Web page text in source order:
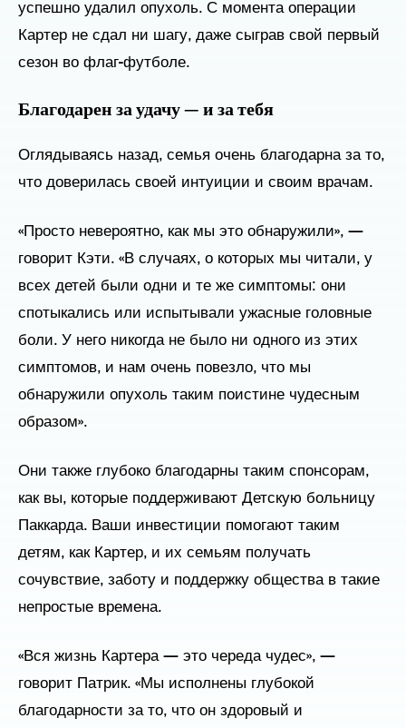
успешно удалил опухоль. С момента операции
Картер не сдал ни шагу, даже сыграв свой первый
сезон во флаг-футболе.
Благодарен за удачу — и за тебя
Оглядываясь назад, семья очень благодарна за то,
что доверилась своей интуиции и своим врачам.
«Просто невероятно, как мы это обнаружили», —
говорит Кэти. «В случаях, о которых мы читали, у
всех детей были одни и те же симптомы: они
спотыкались или испытывали ужасные головные
боли. У него никогда не было ни одного из этих
симптомов, и нам очень повезло, что мы
обнаружили опухоль таким поистине чудесным
образом».
Они также глубоко благодарны таким спонсорам,
как вы, которые поддерживают Детскую больницу
Паккарда. Ваши инвестиции помогают таким
детям, как Картер, и их семьям получать
сочувствие, заботу и поддержку общества в такие
непростые времена.
«Вся жизнь Картера — это череда чудес», —
говорит Патрик. «Мы исполнены глубокой
благодарности за то, что он здоровый и